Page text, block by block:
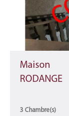
Maison
RODANGE
3 Chambre(s)